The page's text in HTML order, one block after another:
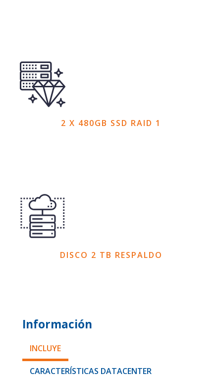
2 X 480GB SSD RAID 1
DISCO 2 TB RESPALDO
Información
INCLUYE
CARACTERÍSTICAS DATACENTER